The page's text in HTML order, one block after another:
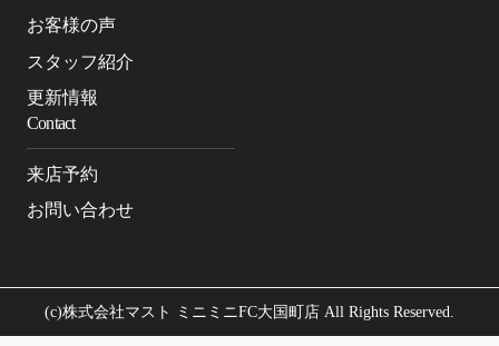
お客様の声
スタッフ紹介
更新情報
Contact
来店予約
お問い合わせ
(c)株式会社マスト ミニミニFC大国町店 All Rights Reserved.